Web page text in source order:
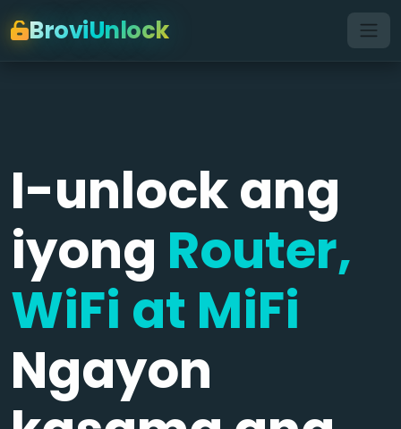
BroviUnlock
I-unlock ang
iyong Router,
WiFi at MiFi
Ngayon